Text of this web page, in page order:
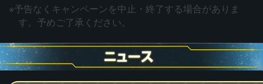
※予告なくキャンペーンを中止・終了する場合がありま
す。予めご了承ください。